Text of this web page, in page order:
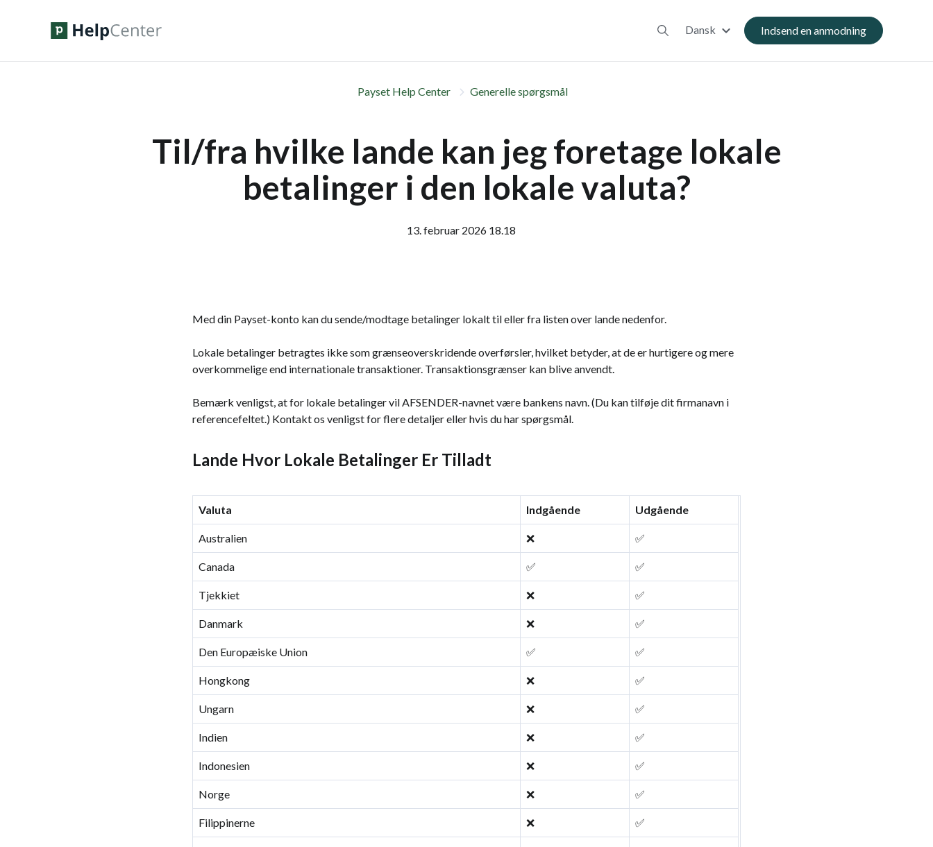
Dansk Indsend en anmodning
Payset Help Center Generelle spørgsmål
Til/fra hvilke lande kan jeg foretage lokale
betalinger i den lokale valuta?
13. februar 2026 18.18
Med din Payset-konto kan du sende/modtage betalinger lokalt til eller fra listen over lande nedenfor.
Lokale betalinger betragtes ikke som grænseoverskridende overførsler, hvilket betyder, at de er hurtigere og mere
overkommelige end internationale transaktioner. Transaktionsgrænser kan blive anvendt.
Bemærk venligst, at for lokale betalinger vil AFSENDER-navnet være bankens navn. (Du kan tilføje dit firmanavn i
referencefeltet.) Kontakt os venligst for flere detaljer eller hvis du har spørgsmål.
Lande Hvor Lokale Betalinger Er Tilladt
Valuta Indgående Udgående
Australien ❌ ✅
Canada ✅ ✅
Tjekkiet ❌ ✅
Danmark ❌ ✅
Den Europæiske Union ✅ ✅
Hongkong ❌ ✅
Ungarn ❌ ✅
Indien ❌ ✅
Indonesien ❌ ✅
Norge ❌ ✅
Filippinerne ❌ ✅